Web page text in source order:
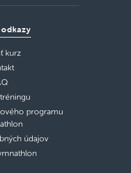
kurz
programu
údajov